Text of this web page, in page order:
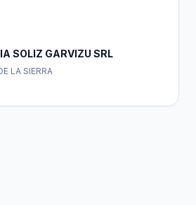
SOLIZ GARVIZU SRL
LA SIERRA